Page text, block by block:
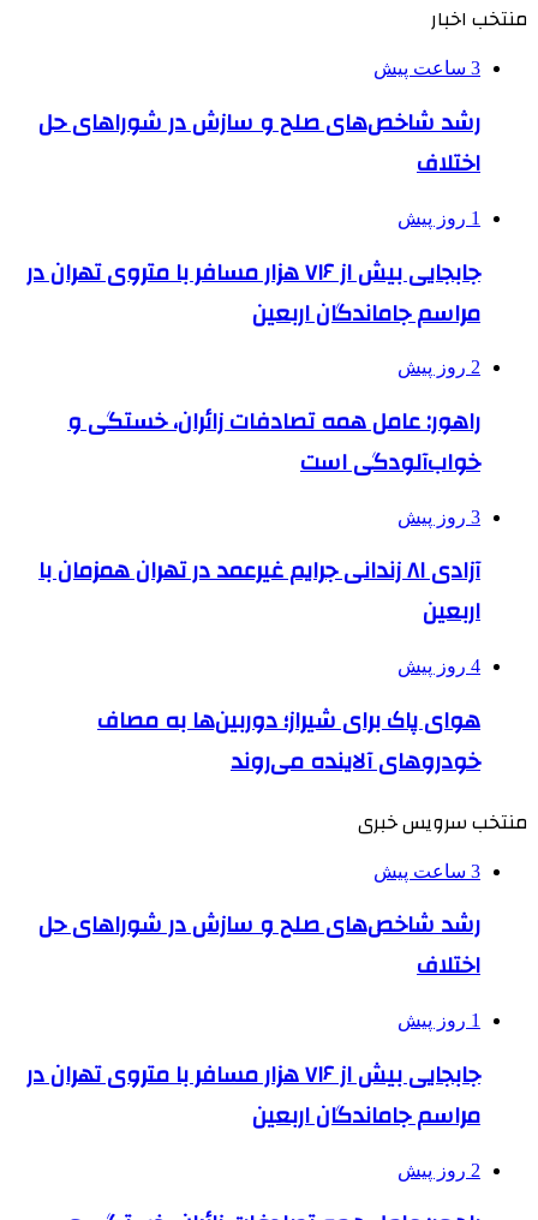
منتخب اخبار
3 ساعت پیش
رشد شاخص‌های صلح و سازش در شوراهای حل
اختلاف
1 روز پیش
جابجایی بیش از ۷۱۶ هزار مسافر با متروی تهران در
مراسم جاماندگان اربعین
2 روز پیش
راهور: عامل همه تصادفات زائران، خستگی و
خواب‌آلودگی است
3 روز پیش
آزادی ۸۱ زندانی جرایم غیرعمد در تهران همزمان با
اربعین
4 روز پیش
هوای پاک برای شیراز؛ دوربین‌ها به مصاف
خودروهای آلاینده می‌روند
منتخب سرویس خبری
3 ساعت پیش
رشد شاخص‌های صلح و سازش در شوراهای حل
اختلاف
1 روز پیش
جابجایی بیش از ۷۱۶ هزار مسافر با متروی تهران در
مراسم جاماندگان اربعین
2 روز پیش